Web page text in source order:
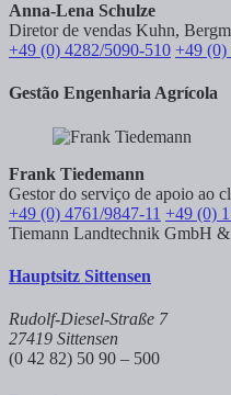
Anna-Lena Schulze
Diretor de vendas Kuhn,
+49 (0) 4282/5090-510 +49 (0)
Gestão Engenharia Agrícola
Frank Tiedemann
Gestor do serviço de apoio ao
+49 (0) 4761/9847-11 +49 (0)
Tiemann Landtechnik GmbH
Hauptsitz Sittensen
Rudolf-Diesel-Straße 7
27419 Sittensen
(0 42 82) 50 90 – 500